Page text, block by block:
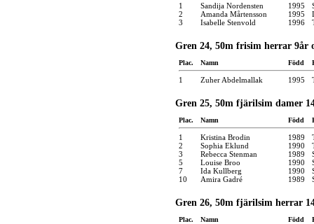
1 Sandija Nordensten 1995
2
Amanda Mårtensson 1995
3
Isabelle Stenvold 1996
Gren 24, 50m frisim herrar 9år
Plac. Namn Född
1 Zuher Abdelmallak 1995
Gren 25, 50m fjärilsim damer
Plac. Namn Född
1 Kristina Brodin 1989
2
Sophia Eklund 1990
3
Rebecca Stenman 1989
5
Louise Broo 1990
7
Ida Kullberg 1990
10
Amira Gadré 1989
Gren 26, 50m fjärilsim herrar
Plac. Namn Född